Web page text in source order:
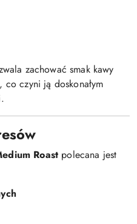
zachować smak kawy
co czyni ją doskonałym
Roast polecana jest